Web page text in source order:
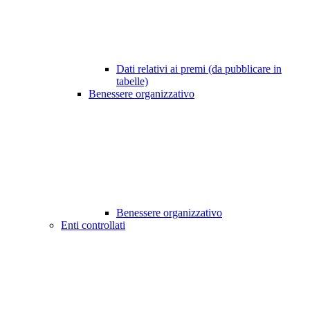
Dati relativi ai premi (da pubblicare in
tabelle)
Benessere organizzativo
Benessere organizzativo
Enti controllati